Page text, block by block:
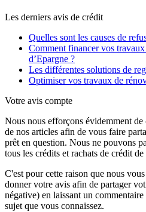
Les derniers avis de crédit
Quelles sont les causes de
Comment financer vos
d’Epargne ?
Les différentes solutions de
Optimiser vos travaux de
Votre avis compte
Nous nous efforçons évidemment
de nos articles afin de vous faire
prêt en question. Nous ne pouvons
tous les crédits et rachats de crédit
C'est pour cette raison que nous
donner votre avis afin de partager
négative) en laissant un
sujet que vous connaissez.